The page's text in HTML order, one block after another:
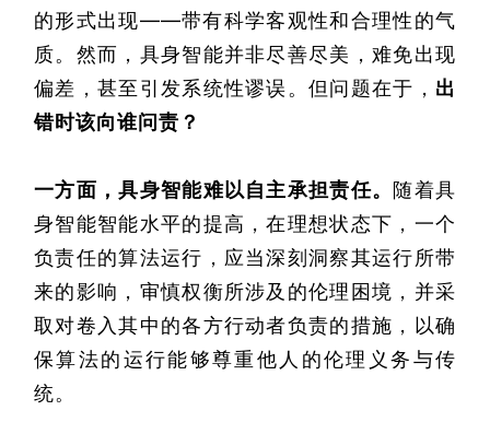
的形式出现——带有科学客观性和合理性的气
质。然而，具身智能并非尽善尽美，难免出现
偏差，甚至引发系统性谬误。但问题在于， 出
错时该向谁问责？
一方面，具身智能难以自主承担责任。 随着具
身智能智能水平的提高，在理想状态下，一个
负责任的算法运行，应当深刻洞察其运行所带
来的影响，审慎权衡所涉及的伦理困境，并采
取对卷入其中的各方行动者负责的措施，以确
保算法的运行能够尊重他人的伦理义务与传
统。